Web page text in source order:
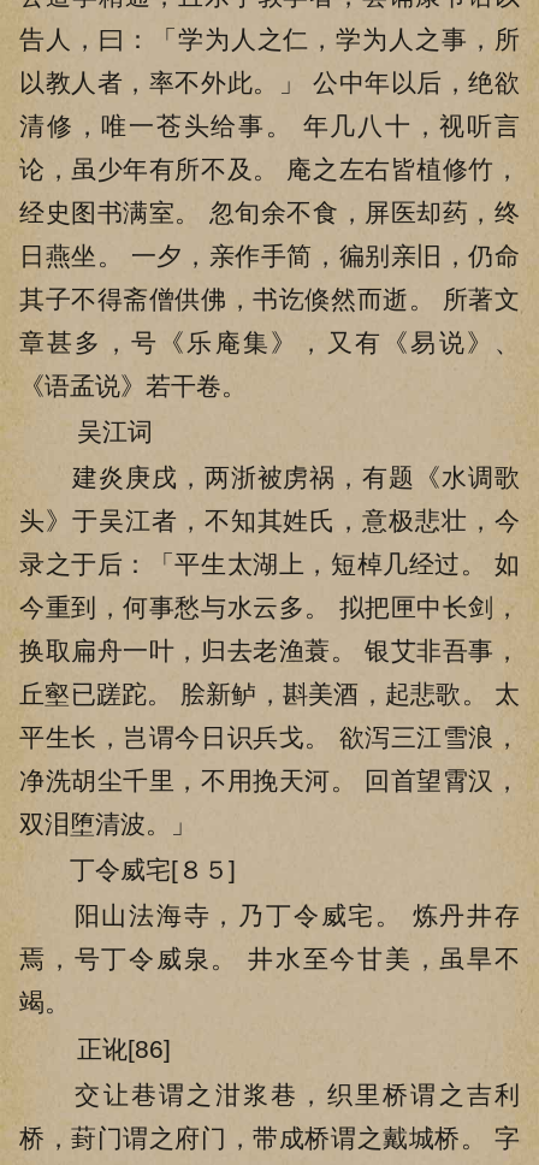
告人，曰：「学为人之仁，学为人之事，所
以教人者，率不外此。」 公中年以后，绝欲
清修，唯一苍头给事。 年几八十，视听言
论，虽少年有所不及。 庵之左右皆植修竹，
经史图书满室。 忽旬余不食，屏医却药，终
日燕坐。 一夕，亲作手简，徧别亲旧，仍命
其子不得斋僧供佛，书讫倏然而逝。 所著文
章甚多，号《乐庵集》，又有《易说》、
《语孟说》若干卷。
吴江词
建炎庚戌，两浙被虏祸，有题《水调歌
头》于吴江者，不知其姓氏，意极悲壮，今
录之于后：「平生太湖上，短棹几经过。 如
今重到，何事愁与水云多。 拟把匣中长剑，
换取扁舟一叶，归去老渔蓑。 银艾非吾事，
丘壑已蹉跎。 脍新鲈，斟美酒，起悲歌。 太
平生长，岂谓今日识兵戈。 欲泻三江雪浪，
净洗胡尘千里，不用挽天河。 回首望霄汉，
双泪堕清波。」
丁令威宅[８５]
阳山法海寺，乃丁令威宅。 炼丹井存
焉，号丁令威泉。 井水至今甘美，虽旱不
竭。
正讹[86]
交让巷谓之泔浆巷，织里桥谓之吉利
桥，葑门谓之府门，带成桥谓之戴城桥。 字